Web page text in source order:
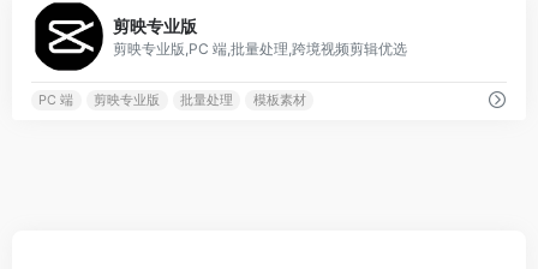
剪映专业版
剪映专业版,PC 端,批量处理,跨境视频剪辑优选
PC 端 剪映专业版 批量处理 模板素材